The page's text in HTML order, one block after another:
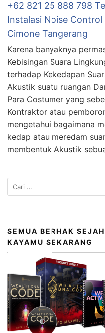
+62 821 25 888 798
Instalasi Noise Control
Cimone Tangerang
Karena banyaknya
Kebisingan Suara
terhadap Kekedapan
Akustik suatu ruangan
Para Costumer yang
Kontraktor atau
mengetahui bagaimana
kedap atau meredam
membentuk Akustik
SEMUA BERHAK
KAYAMU SEKARANG